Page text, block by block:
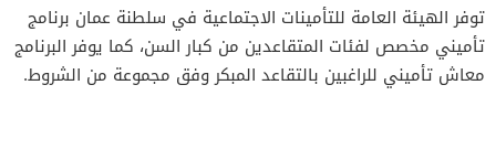
2
3
توفر الهيئة العامة للتأمينات الاجتماعية في سلطنة عمان برنامج
تأميني مخصص لفئات المتقاعدين من كبار السن، كما يوفر البرنامج
معاش تأميني للراغبين بالتقاعد المبكر وفق مجموعة من الشروط.